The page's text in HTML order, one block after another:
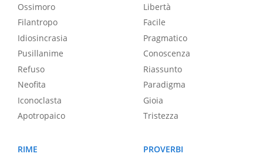
Ossimoro
Filantropo
Idiosincrasia
Pusillanime
Refuso
Neofita
Iconoclasta
Apotropaico
Libertà
Facile
Pragmatico
Conoscenza
Riassunto
Paradigma
Gioia
Tristezza
RIME
PROVERBI